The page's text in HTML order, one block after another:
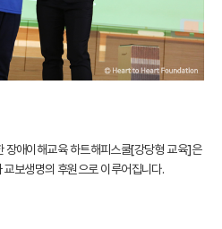
장애이해교육 하트해피스쿨[강당형 교육]은
보생명의 후원으로 이루어집니다.